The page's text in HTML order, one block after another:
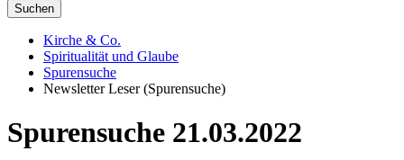
Suchen
Kirche & Co.
Spiritualität und Glaube
Spurensuche
Newsletter Leser (Spurensuche)
Spurensuche 21.03.2022